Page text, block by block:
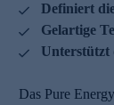
Definiert
Gelartige
Unterstützt
Das Pure